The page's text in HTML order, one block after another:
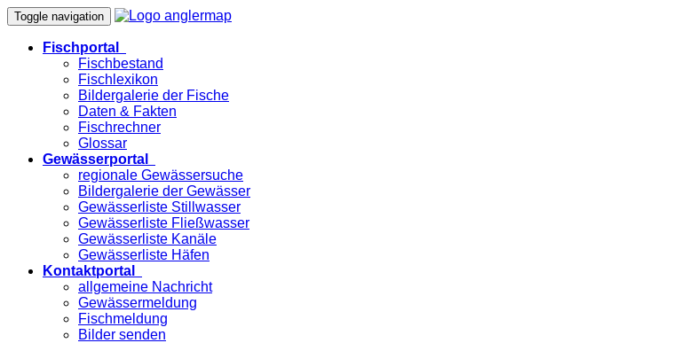
Toggle navigation
Fischportal
Fischbestand
Fischlexikon
Bildergalerie der Fische
Daten & Fakten
Fischrechner
Glossar
Gewässerportal
regionale Gewässersuche
Bildergalerie der Gewässer
Gewässerliste Stillwasser
Gewässerliste Fließwasser
Gewässerliste Kanäle
Gewässerliste Häfen
Kontaktportal
allgemeine Nachricht
Gewässermeldung
Fischmeldung
Bilder senden